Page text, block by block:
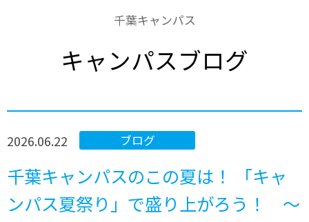
千葉キャンパス
キャンパスブログ
ブログ
2026.06.22
千葉キャンパスのこの夏は！ 「キャ
ンパス夏祭り」で盛り上がろう！ ～